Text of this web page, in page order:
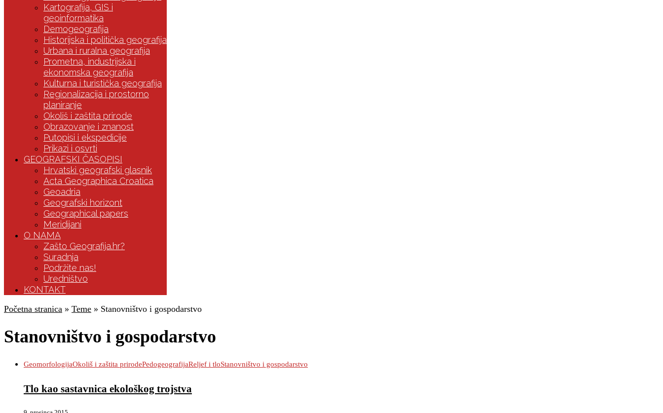
Kartografija, GIS i
geoinformatika
Demogeografija
Historijska i politička geografija
Urbana i ruralna geografija
Prometna, industrijska i
ekonomska geografija
Kulturna i turistička geografija
Regionalizacija i prostorno
planiranje
Okoliš i zaštita prirode
Obrazovanje i znanost
Putopisi i ekspedicije
Prikazi i osvrti
GEOGRAFSKI ČASOPISI
Hrvatski geografski glasnik
Acta Geographica Croatica
Geoadria
Geografski horizont
Geographical papers
Meridijani
O NAMA
Zašto Geografija.hr?
Suradnja
Podržite nas!
Uredništvo
KONTAKT
Početna stranica » Teme » Stanovništvo i gospodarstvo
Stanovništvo i gospodarstvo
GeomorfologijaOkoliš i zaštita prirodePedogeografijaReljef i tloStanovništvo i gospodarstvo
Tlo kao sastavnica ekološkog trojstva